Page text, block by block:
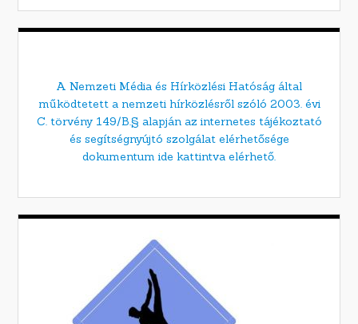
A Nemzeti Média és Hírközlési Hatóság által
működtetett a nemzeti hírközlésről szóló 2003. évi
C. törvény 149/B.§ alapján az internetes tájékoztató
és segítségnyújtó szolgálat elérhetősége
dokumentum ide kattintva elérhető.